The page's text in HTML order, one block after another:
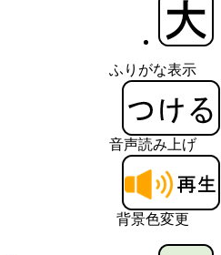
ふりがな表示
音声読み上げ
背景色変更